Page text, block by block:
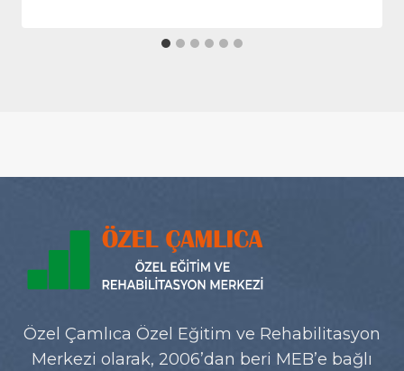
Özel Çamlıca Özel Eğitim ve Rehabilitasyon
Merkezi olarak, 2006’dan beri MEB’e bağlı